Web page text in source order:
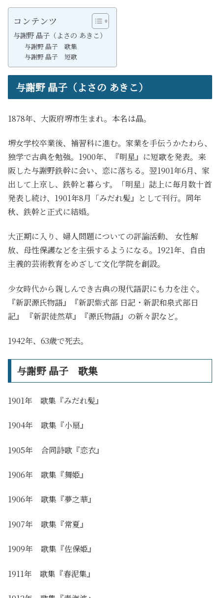
コンテンツ
与謝野 晶子（よさの あきこ）
与謝野 晶子 歌集
与謝野 晶子 短歌
与謝野 晶子（よさの あきこ）
1878年、大阪府堺市生まれ。本名は晶。
堺女学校卒業後、 補習科に進む。家業を手伝うかたわら、
独学で古典を勉強。 1900年、『明星』に短歌を発表。来
阪した与謝野鉄幹に会い、恋に落ちる。翌1901年6月、家
出 して上京し、鉄幹と暮らす。 「明星」誌上に毎月数十首
発表し続け、1901年8月「みだれ髪』として刊行。同年
秋、 鉄幹と正式に結婚。
大正期に入り、 婦人問題についての評論活動、 女性解
放、母性保護などを主張するようになる。1921年、自由
主義的芸術教育をめざして文化学院を創設。
少女時代から親しんでき古典の現代語訳にも力を注ぐ。
『新訳源氏物語』『新訳紫式部 日記・新訳和泉式部日
記』 『新訳徒然草』『源氏物語』の新々訳など。
1942年、63歳で死去。
与謝野 晶子 歌集
1901年 歌集『みだれ髪』
1904年 歌集『小扇』
1905年 合同詩歌『恋衣』
1906年 歌集『舞姫』
1906年 歌集 『夢之華』
1907年 歌集 『常夏』
1909年 歌集 『佐保姫』
1911年 歌集 『春泥集』